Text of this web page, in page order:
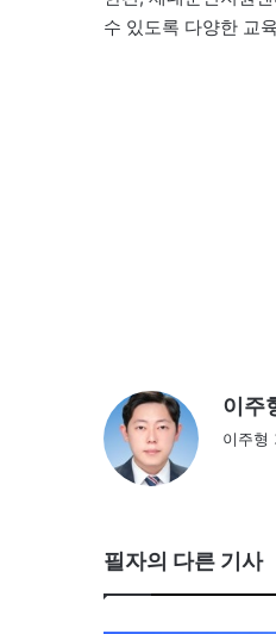
수 있도록 다양한 교
이주
이주
필자의 다른 기사